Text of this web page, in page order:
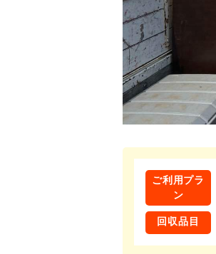
ご利用プラ
ン
回収品目